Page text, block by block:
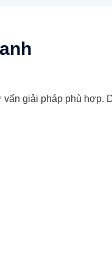
vấn giải pháp phù hợp.